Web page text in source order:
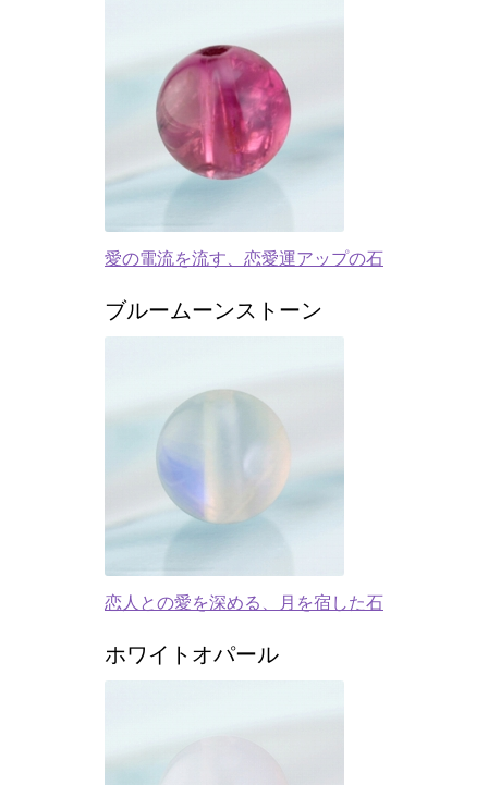
愛の電流を流す、恋愛運アップの石
ブルームーンストーン
恋人との愛を深める、月を宿した石
ホワイトオパール